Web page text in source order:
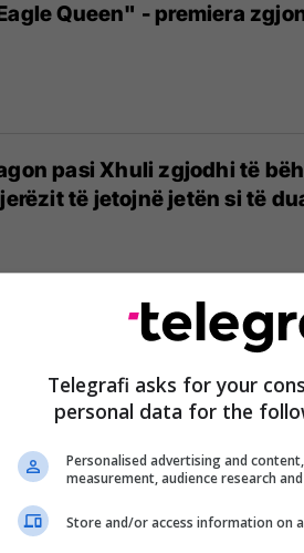
Queen" - premiera
pasi Xhuli zgjodhi të
të jetojnë jetën si të
kritikave për zgjedhjen që
IVF: Fëmijës i duhet një
Xheneta i reagon ashpër
Telegrafi asks for your
personal data for the
Personalised advertising and
measurement, audience research
Store and/or access information on